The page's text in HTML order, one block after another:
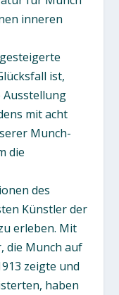
inneren
ist,
Ausstellung
mit acht
Munch-
die
des
Künstler der
erleben. Mit
die Munch auf
zeigte und
haben